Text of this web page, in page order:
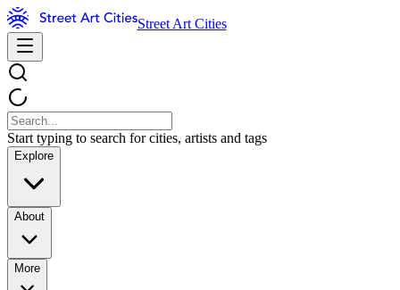
Street Art Cities
Start typing to search for cities, artists and tags
Explore
About
More